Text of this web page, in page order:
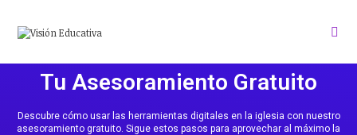
Tu Asesoramiento Gratuito
Descubre cómo usar las herramientas digitales en la iglesia con nuestro
asesoramiento gratuito. Sigue estos pasos para aprovechar al máximo la